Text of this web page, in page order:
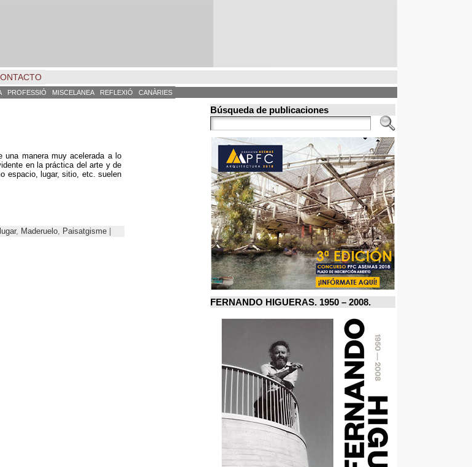
PROFESSIÓ MISCELANEA REFLEXIÓ CANÀRIES
una manera muy acelerada a lo
en la práctica del arte y de
espacio, lugar, sitio, etc. suelen
lugar, Maderuelo Paisatgisme
Búsqueda de publicaciones
FERNANDO HIGUERAS. 1950 – 2008.